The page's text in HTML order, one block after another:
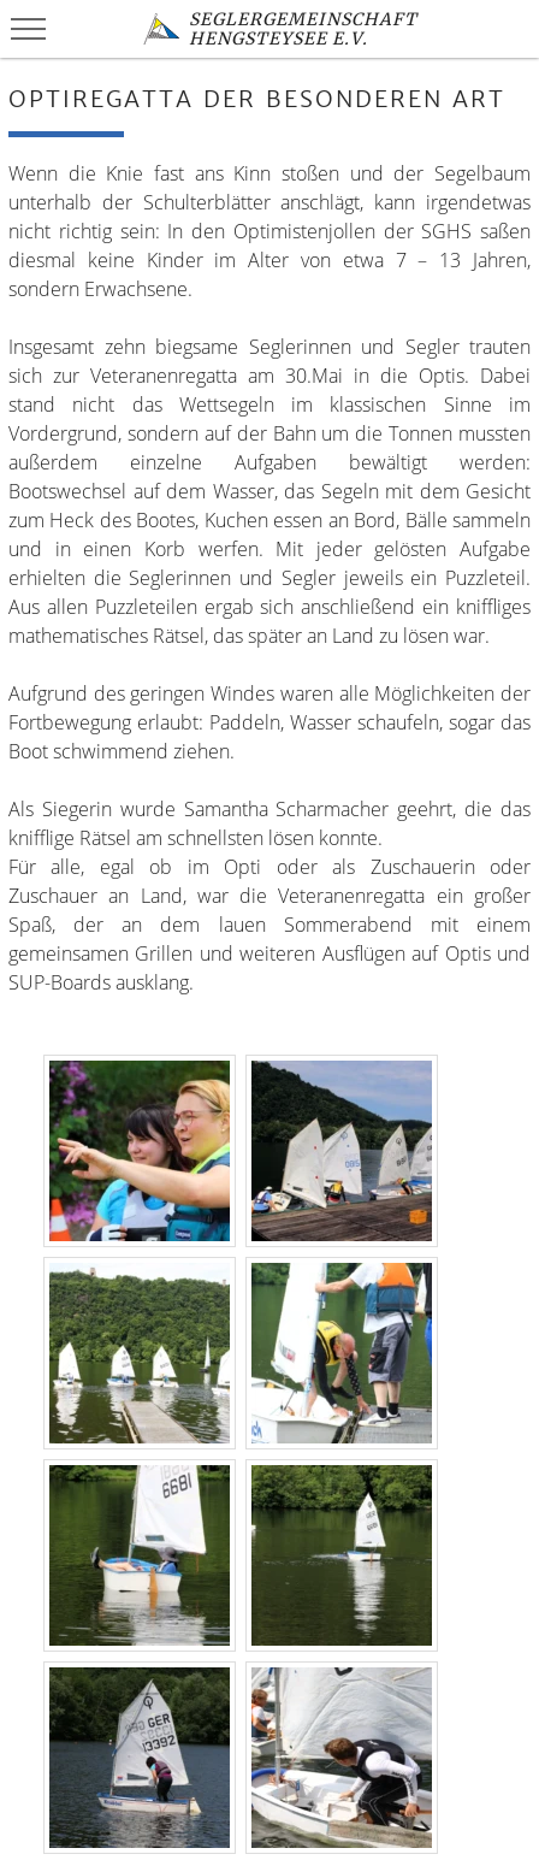
SEGLERGEMEINSCHAFT
HENGSTEYSEE E.V.
OPTIREGATTA DER BESONDEREN ART
Wenn die Knie fast ans Kinn stoßen und der Segelbaum
unterhalb der Schulterblätter anschlägt, kann irgendetwas
nicht richtig sein: In den Optimistenjollen der SGHS saßen
diesmal keine Kinder im Alter von etwa 7 – 13 Jahren,
sondern Erwachsene.
Insgesamt zehn biegsame Seglerinnen und Segler trauten
sich zur Veteranenregatta am 30.Mai in die Optis. Dabei
stand nicht das Wettsegeln im klassischen Sinne im
Vordergrund, sondern auf der Bahn um die Tonnen mussten
außerdem einzelne Aufgaben bewältigt werden:
Bootswechsel auf dem Wasser, das Segeln mit dem Gesicht
zum Heck des Bootes, Kuchen essen an Bord, Bälle sammeln
und in einen Korb werfen. Mit jeder gelösten Aufgabe
erhielten die Seglerinnen und Segler jeweils ein Puzzleteil.
Aus allen Puzzleteilen ergab sich anschließend ein kniffliges
mathematisches Rätsel, das später an Land zu lösen war.
Aufgrund des geringen Windes waren alle Möglichkeiten der
Fortbewegung erlaubt: Paddeln, Wasser schaufeln, sogar das
Boot schwimmend ziehen.
Als Siegerin wurde Samantha Scharmacher geehrt, die das
knifflige Rätsel am schnellsten lösen konnte.
Für alle, egal ob im Opti oder als Zuschauerin oder
Zuschauer an Land, war die Veteranenregatta ein großer
Spaß, der an dem lauen Sommerabend mit einem
gemeinsamen Grillen und weiteren Ausflügen auf Optis und
SUP-Boards ausklang.